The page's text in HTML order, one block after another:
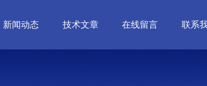
新闻动态 技术文章 在线留言 联系